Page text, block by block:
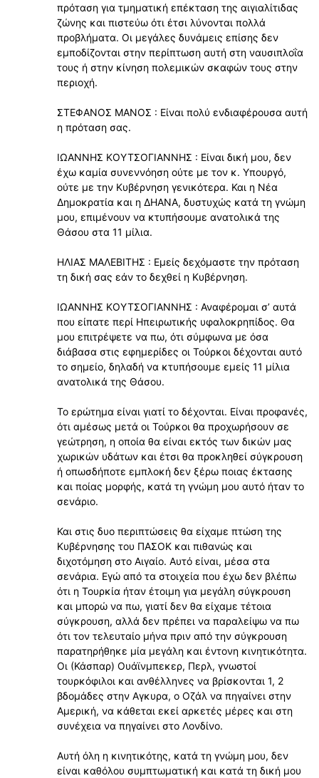
πρόταση για τμηματική επέκταση της αιγιαλίτιδας
ζώνης και πιστεύω ότι έτσι λύνονται πολλά
προβλήματα. Οι μεγάλες δυνάμεις επίσης δεν
εμποδίζονται στην περίπτωση αυτή στη ναυσιπλοΐα
τους ή στην κίνηση πολεμικών σκαφών τους στην
περιοχή.
ΣΤΕΦΑΝΟΣ ΜΑΝΟΣ : Είναι πολύ ενδιαφέρουσα αυτή
η πρόταση σας.
ΙΩΑΝΝΗΣ ΚΟΥΤΣΟΓΙΑΝΝΗΣ : Είναι δική μου, δεν
έχω καμία συνεννόηση ούτε με τον κ. Υπουργό,
ούτε με την Κυβέρνηση γενικότερα. Και η Νέα
Δημοκρατία και η ΔΗΑΝΑ, δυστυχώς κατά τη γνώμη
μου, επιμένουν να κτυπήσουμε ανατολικά της
Θάσου στα 11 μίλια.
ΗΛΙΑΣ ΜΑΛΕΒΙΤΗΣ : Εμείς δεχόμαστε την πρόταση
τη δική σας εάν το δεχθεί η Κυβέρνηση.
ΙΩΑΝΝΗΣ ΚΟΥΤΣΟΓΙΑΝΝΗΣ : Αναφέρομαι σʼ αυτά
που είπατε περί Ηπειρωτικής υφαλοκρηπίδος. Θα
μου επιτρέψετε να πω, ότι σύμφωνα με όσα
διάβασα στις εφημερίδες οι Τούρκοι δέχονται αυτό
το σημείο, δηλαδή να κτυπήσουμε εμείς 11 μίλια
ανατολικά της Θάσου.
Το ερώτημα είναι γιατί το δέχονται. Είναι προφανές,
ότι αμέσως μετά οι Τούρκοι θα προχωρήσουν σε
γεώτρηση, η οποία θα είναι εκτός των δικών μας
χωρικών υδάτων και έτσι θα προκληθεί σύγκρουση
ή οπωσδήποτε εμπλοκή δεν ξέρω ποιας έκτασης
και ποίας μορφής, κατά τη γνώμη μου αυτό ήταν το
σενάριο.
Και στις δυο περιπτώσεις θα είχαμε πτώση της
Κυβέρνησης του ΠΑΣΟΚ και πιθανώς και
διχοτόμηση στο Αιγαίο. Αυτό είναι, μέσα στα
σενάρια. Εγώ από τα στοιχεία που έχω δεν βλέπω
ότι η Τουρκία ήταν έτοιμη για μεγάλη σύγκρουση
και μπορώ να πω, γιατί δεν θα είχαμε τέτοια
σύγκρουση, αλλά δεν πρέπει να παραλείψω να πω
ότι τον τελευταίο μήνα πριν από την σύγκρουση
παρατηρήθηκε μία μεγάλη και έντονη κινητικότητα.
Οι (Κάσπαρ) Ουάϊνμπεκερ, Περλ, γνωστοί
τουρκόφιλοι και ανθέλληνες να βρίσκονται 1, 2
βδομάδες στην Αγκυρα, ο Οζάλ να πηγαίνει στην
Αμερική, να κάθεται εκεί αρκετές μέρες και στη
συνέχεια να πηγαίνει στο Λονδίνο.
Αυτή όλη η κινητικότης, κατά τη γνώμη μου, δεν
είναι καθόλου συμπτωματική και κατά τη δική μου